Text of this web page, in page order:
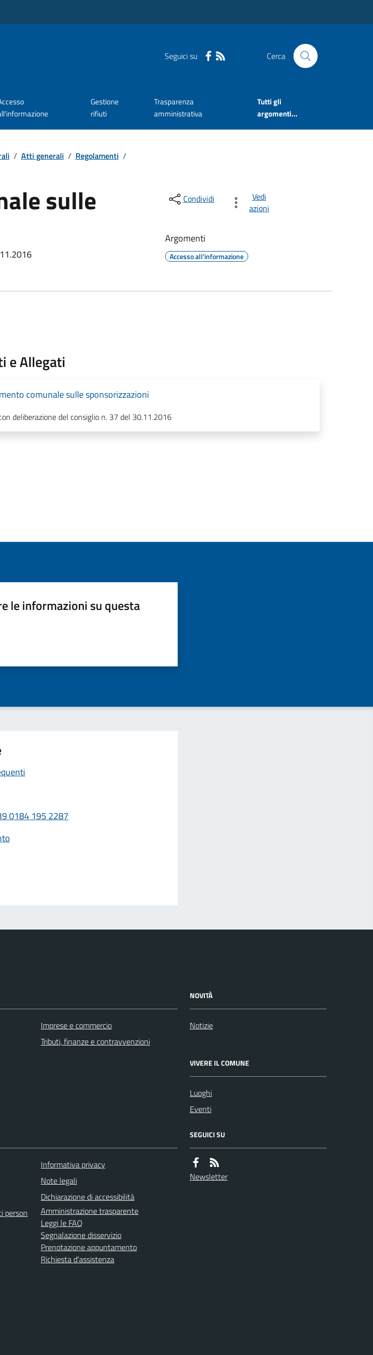
Seguici su Cerca
Gestione
rifiuti
Trasparenza
amministrativa
Tutti gli
argomenti...
/ Atti generali / Regolamenti /
sulle Condividi
Vedi
azioni
Argomenti
Accesso all'informazione
e Allegati
comunale sulle sponsorizzazioni
deliberazione del consiglio n. 37 del 30.11.2016
le informazioni su questa
0184 195 2287
Imprese e commercio
Tributi, finanze e contravvenzioni
NOVITÀ
Notizie
VIVERE IL COMUNE
Luoghi
Eventi
person
Informativa privacy
Note legali
Dichiarazione di accessibilità
Amministrazione trasparente
Leggi le FAQ
Segnalazione disservizio
Prenotazione appuntamento
Richiesta d'assistenza
SEGUICI SU
Newsletter